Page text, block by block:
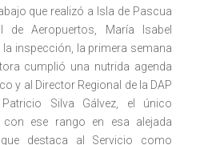
que realizó a Isla de Pascua
de Aeropuertos, María Isabel
la inspección, la primera semana
cumplió una nutrida agenda
y al Director Regional de la DAP
Silva Gálvez, el único
con ese rango en esa alejada
destaca al Servicio como